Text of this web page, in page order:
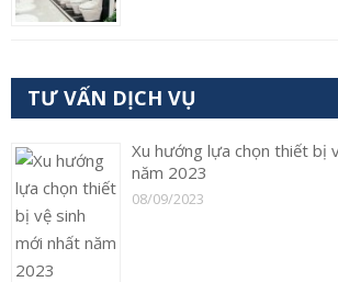
TƯ VẤN DỊCH VỤ
Xu hướng lựa chọn thiết bị
năm 2023
08/09/2023